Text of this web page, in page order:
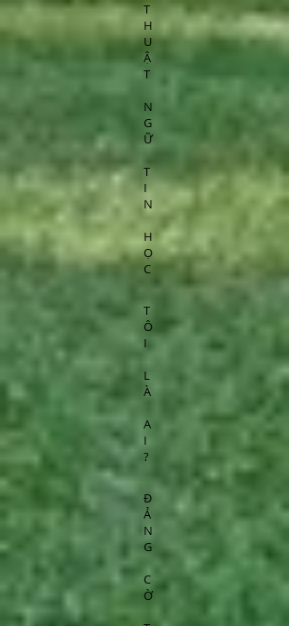
T
H
U
Ậ
T
N
G
Ữ
T
I
N
H
Ọ
C
T
Ô
I
L
À
A
I
?
Đ
Ả
N
G
C
Ờ